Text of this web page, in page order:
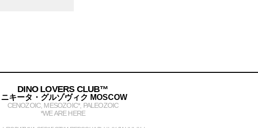
DINO LOVERS CLUB™
ニキータ・グルゾヴィク MOSCOW
CENOZOIC, MESOZOIC*, PALEOZOIC
*WE ARE HERE